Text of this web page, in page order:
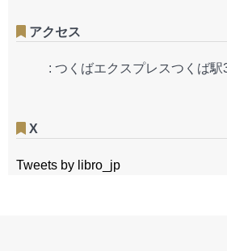
アクセス
: つくばエクスプレスつくば
X
Tweets by libro_jp